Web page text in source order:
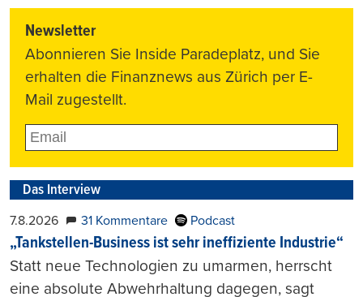
Newsletter
Abonnieren Sie Inside Paradeplatz, und Sie
erhalten die Finanznews aus Zürich per E-
Mail zugestellt.
Das Interview
7.8.2026 31 Kommentare Podcast
„Tankstellen-Business ist sehr ineffiziente Industrie“
Statt neue Technologien zu umarmen, herrscht
eine absolute Abwehrhaltung dagegen, sagt